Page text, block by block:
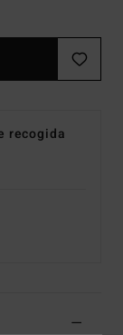
recogida